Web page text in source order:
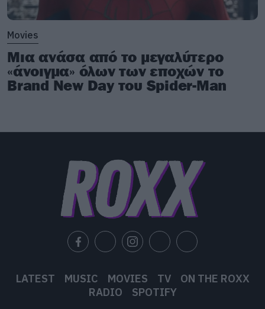
Movies
Μια ανάσα από το μεγαλύτερο
«άνοιγμα» όλων των εποχών το
Brand New Day του Spider-Man
LATEST MUSIC MOVIES TV
ON THE ROXX
RADIO
SPOTIFY